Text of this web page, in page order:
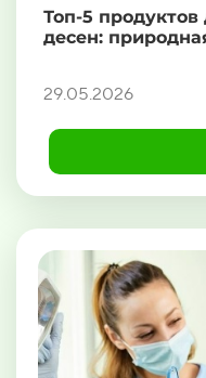
Топ-5
десен:
29.05.2026